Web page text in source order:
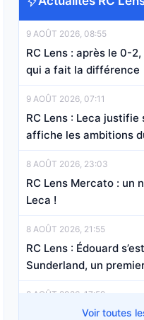
9 AOÛT 2026, 08:55
RC Lens : après le 0-
qui a fait la différence
9 AOÛT 2026, 07:11
RC Lens : Leca
affiche les ambitions
8 AOÛT 2026, 23:03
RC Lens Mercato : un
Leca !
8 AOÛT 2026, 21:55
RC Lens : Édouard
Sunderland, un
8 AOÛT 2026, 17:59
RC Lens – Sunderland
Voir toutes